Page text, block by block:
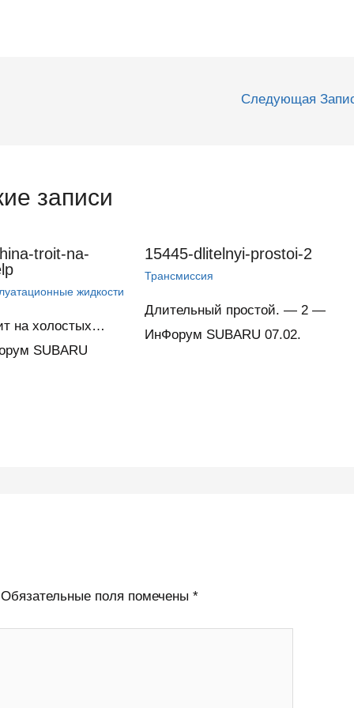
Следующая
записи
troit-na-
жидкости
на холостых…
SUBARU
15445-dlitelnyi-prostoi-2
Трансмиссия
Длительный простой. — 2 —
ИнФорум SUBARU 07.02.
Обязательные поля помечены*